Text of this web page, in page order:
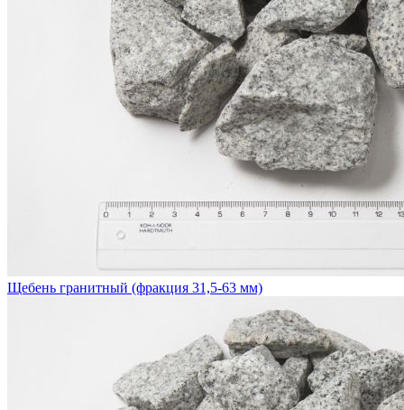
Щебень гранитный (фракция 31,5-63 мм)